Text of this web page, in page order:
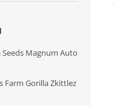
Seeds Magnum Auto
Farm Gorilla Zkittlez